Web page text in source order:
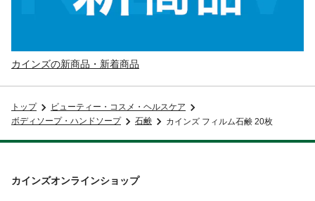
カインズの新商品・新着商品
トップ
ビューティー・コスメ・ヘルスケア
ボディソープ・ハンドソープ
石鹸 カインズ フィルム石鹸 20枚
カインズオンラインショップ